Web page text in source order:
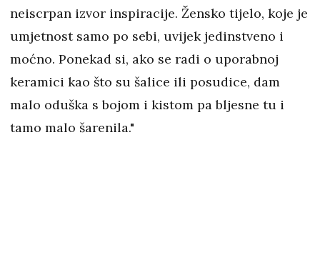
neiscrpan izvor inspiracije. Žensko tijelo, koje je
umjetnost samo po sebi, uvijek jedinstveno i
moćno. Ponekad si, ako se radi o uporabnoj
keramici kao što su šalice ili posudice, dam
malo oduška s bojom i kistom pa bljesne tu i
tamo malo šarenila."